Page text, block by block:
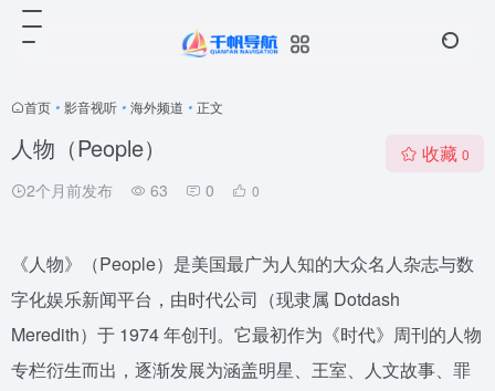
首页 • 影音视听 • 海外频道 • 正文
人物（People）
2个月前发布 63 0 0
收藏 0
《人物》（People）是美国最广为人知的大众名人杂志与数
字化娱乐新闻平台，由时代公司（现隶属 Dotdash
Meredith）于 1974 年创刊。它最初作为《时代》周刊的人物
专栏衍生而出，逐渐发展为涵盖明星、王室、人文故事、罪